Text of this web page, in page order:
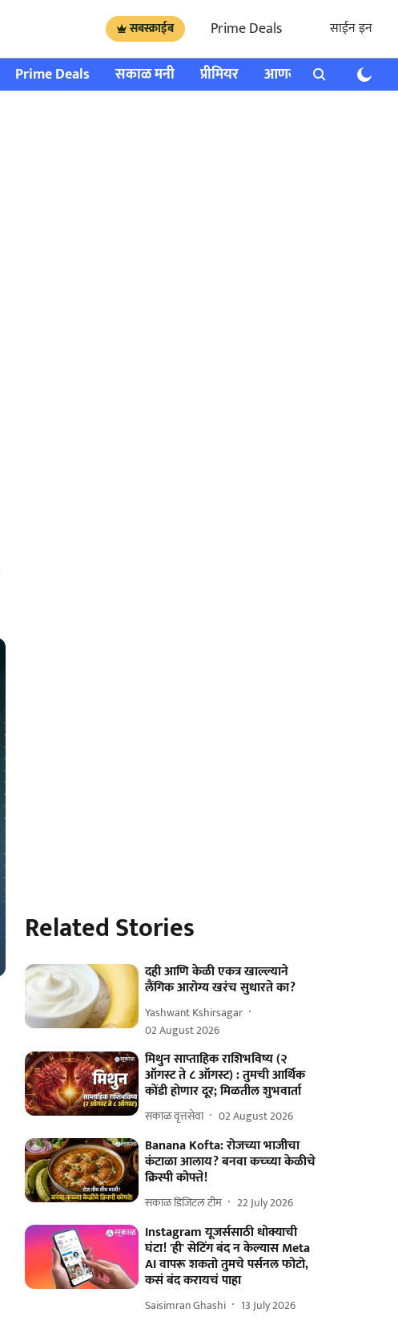
सबस्क्राईब Prime Deals साईन इन
Prime Deals सकाळ मनी प्रीमियर आणखी राशी भविष्य
Related Stories
दही आणि केळी एकत्र खाल्ल्याने
लैंगिक आरोग्य खरंच सुधारते का?
Yashwant Kshirsagar
02 August 2026
मिथुन साप्ताहिक राशिभविष्य (२
ऑगस्ट ते ८ ऑगस्ट) : तुमची आर्थिक
कोंडी होणार दूर; मिळतील शुभवार्ता
सकाळ वृत्तसेवा 02 August 2026
Banana Kofta: रोजच्या भाजीचा
कंटाळा आलाय? बनवा कच्च्या केळीचे
क्रिस्पी कोफ्ते!
सकाळ डिजिटल टीम 22 July 2026
Instagram यूजर्ससाठी धोक्याची
घंटा! 'ही' सेटिंग बंद न केल्यास Meta
AI वापरू शकतो तुमचे पर्सनल फोटो,
कसं बंद करायचं पाहा
Saisimran Ghashi 13 July 2026